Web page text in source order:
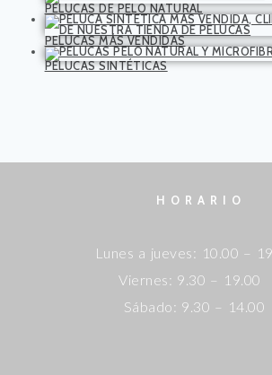
PELUCAS DE PELO NATURAL
PELUCAS MÁS VENDIDAS
PELUCAS SINTÉTICAS
HORARIO
Lunes a jueves: 10.00 –
Viernes: 9.30 – 19.00
Sábado: 9.30 – 14.00